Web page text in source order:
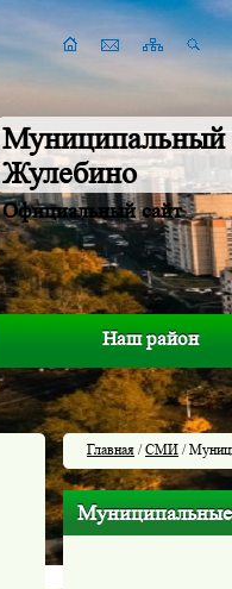
Муниципальный
Жулебино
Официальный сайт
Наш район
Главная /СМИ /